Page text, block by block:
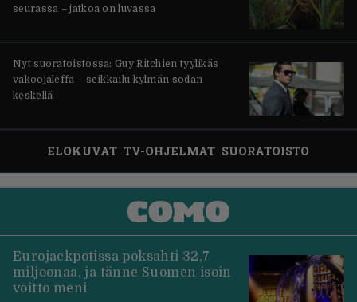
seurassa – jatkoa on luvassa
Nyt suoratoistossa: Guy Ritchien tyylikäs
vakoojaleffa – seikkailu kylmän sodan
keskellä
ELOKUVAT TV-OHJELMAT SUORATOISTO
Eurojackpotissa poksahti 32,7
miljoonaa, ja tänne Suomen isoin
voitto meni